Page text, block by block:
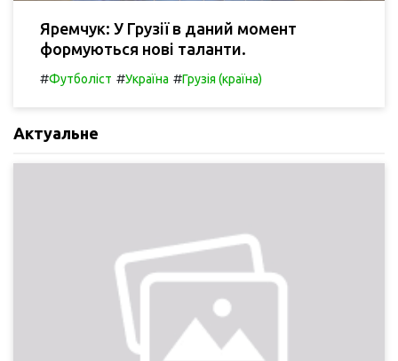
Яремчук: У Грузії в даний момент
формуються нові таланти.
#Футболіст #Україна #Грузія (країна)
Актуальне